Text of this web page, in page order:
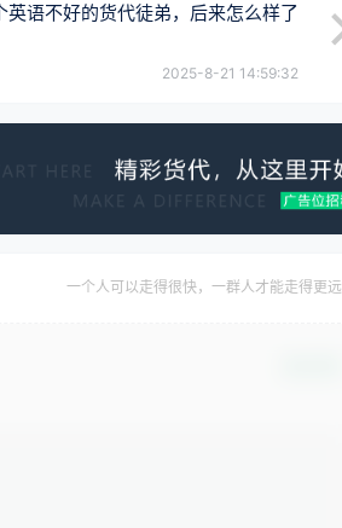
英语不好的货代徒弟，后来怎么样了
2025-8-21 14:59:32
一个人可以走得很快，一群人才能走得更远